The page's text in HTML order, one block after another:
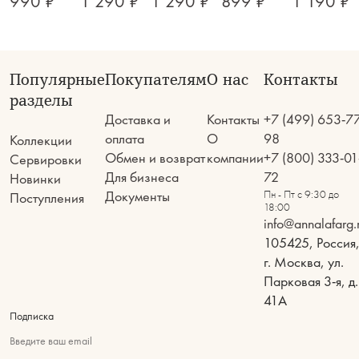
Популярные
разделы
Коллекции
Сервировки
Новинки
Поступления
Покупателям
Доставка и
оплата
Обмен и возврат
Для бизнеса
Документы
О нас
Контакты
О
компании
Контакты
+7 (499) 653-
98
+7 (800) 333-
72
Пн - Пт с 9:30 до
18:00
105425, Россия,
г. Москва, ул.
Парковая 3-я, д.
41А
Подписка
Введите ваш email